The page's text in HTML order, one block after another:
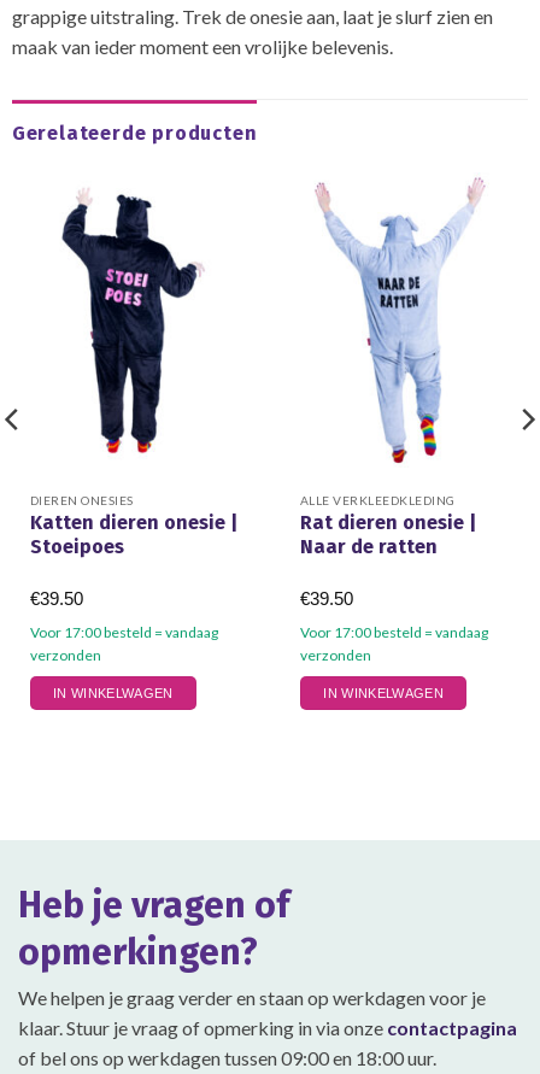
grappige uitstraling. Trek de onesie aan, laat je slurf zien en
maak van ieder moment een vrolijke belevenis.
Gerelateerde producten
DIEREN ONESIES
Katten dieren onesie |
Stoeipoes
Voor 17:00 besteld = vandaag
verzonden
€39.50
IN WINKELWAGEN
Dit
product
worden
de
ALLE VERKLEEDKLEDING
Rat dieren onesie |
Naar de ratten
Voor 17:00 besteld = vandaag
verzonden
€39.50
IN WINKELWAGEN
Dit
product
Heb je vragen of
opmerkingen?
We helpen je graag verder en staan op werkdagen voor je
klaar. Stuur je vraag of opmerking in via onze contactpagina
of bel ons op werkdagen tussen 09:00 en 18:00 uur.